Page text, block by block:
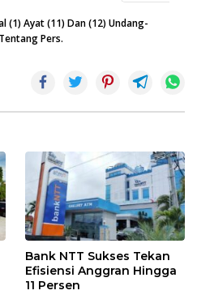
(1) Ayat (11) Dan (12) Undang-
Pers.
Bank NTT Sukses Tekan
Efisiensi Anggran Hingga
11 Persen